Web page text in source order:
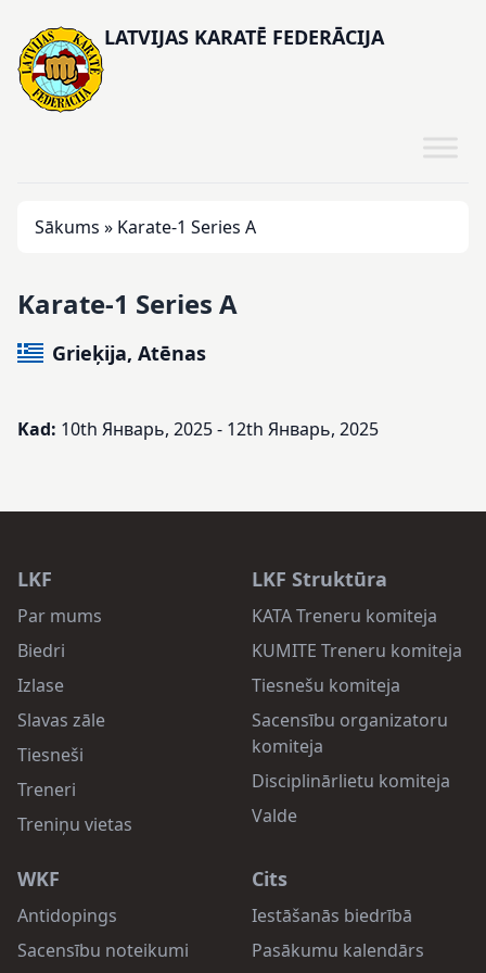
LATVIJAS KARATĒ FEDERĀCIJA
Sākums » Karate-1 Series A
Karate-1 Series A
Grieķija, Atēnas
Kad: 10th Январь, 2025 - 12th Январь, 2025
LKF
Par mums
Biedri
Izlase
Slavas zāle
Tiesneši
Treneri
Treniņu vietas
LKF Struktūra
KATA Treneru komiteja
KUMITE Treneru komiteja
Tiesnešu komiteja
Sacensību organizatoru
komiteja
Disciplinārlietu komiteja
Valde
WKF
Antidopings
Sacensību noteikumi
Cits
Iestāšanās biedrībā
Pasākumu kalendārs